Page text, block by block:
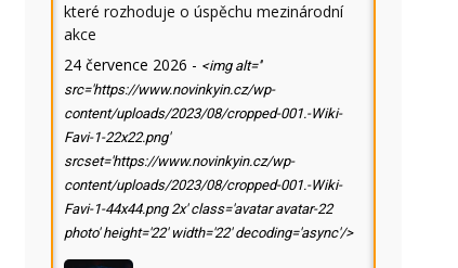
které rozhoduje o úspěchu mezinárodní
akce
24 července 2026 - <img alt=''
src='https://www.novinkyin.cz/wp-
content/uploads/2023/08/cropped-001.-Wiki-
Favi-1-22x22.png'
srcset='https://www.novinkyin.cz/wp-
content/uploads/2023/08/cropped-001.-Wiki-
Favi-1-44x44.png 2x' class='avatar avatar-22
photo' height='22' width='22' decoding='async'/>